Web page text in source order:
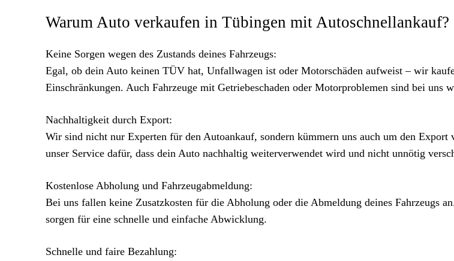
Warum Auto verkaufen in Tübingen mit Autoschnellankauf?
Keine Sorgen wegen des Zustands deines Fahrzeugs:
Egal, ob dein Auto keinen TÜV hat, Unfallwagen ist oder Motorschäden aufweist – wir
Einschränkungen. Auch Fahrzeuge mit Getriebeschaden oder Motorproblemen sind bei uns
Nachhaltigkeit durch Export:
Wir sind nicht nur Experten für den Autoankauf, sondern kümmern uns auch um den Export
unser Service dafür, dass dein Auto nachhaltig weiterverwendet wird und nicht unnötig
Kostenlose Abholung und Fahrzeugabmeldung:
Bei uns fallen keine Zusatzkosten für die Abholung oder die Abmeldung deines Fahrzeugs
sorgen für eine schnelle und einfache Abwicklung.
Schnelle und faire Bezahlung: